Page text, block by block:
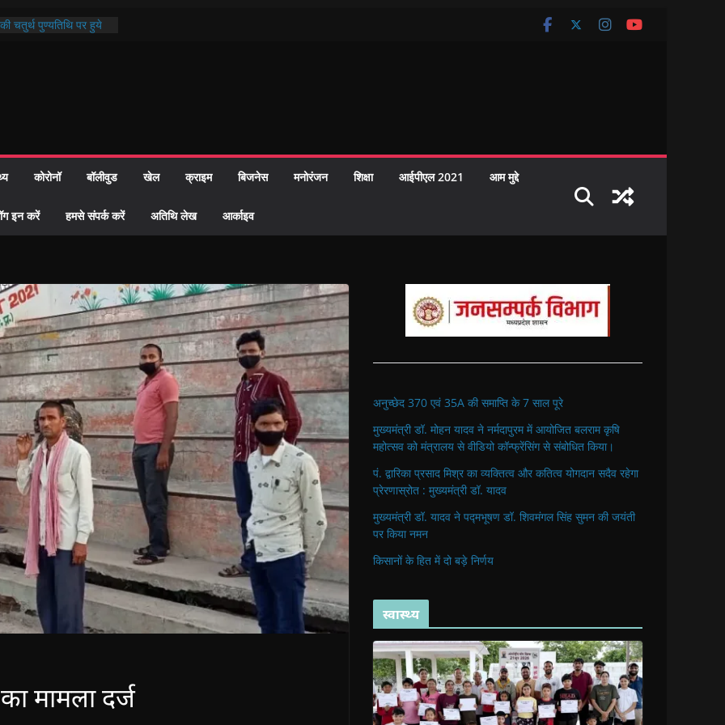
चतुर्थ पुण्यतिथि पर हुये
नहीं दी – सैफी
पर हुआ 26 यूनिट
प्रशासन की तत्परता:
कोरोनॉ बॉलीवुड खेल क्राइम बिजनेस मनोरंजन शिक्षा आईपीएल 2021 आम मुद्दे
इन करें हमसे संपर्क करें अतिथि लेख आर्काइव
मामला दर्ज
अनुच्छेद 370 एवं 35A की समाप्ति के 7 साल पूरे
मुख्यमंत्री डॉ. मोहन यादव ने नर्मदापुरम में आयोजित बलराम कृषि
महोत्सव को मंत्रालय से वीडियो कॉन्फ्रेंसिंग से संबोधित किया।
पं. द्वारिका प्रसाद मिश्र का व्यक्तित्व और कतित्व योगदान सदैव रहेगा
प्रेरणास्रोत : मुख्यमंत्री डॉ. यादव
मुख्यमंत्री डॉ. यादव ने पद्मभूषण डॉ. शिवमंगल सिंह सुमन की जयंती
पर किया नमन
किसानों के हित में दो बड़े निर्णय
स्वास्थ्य